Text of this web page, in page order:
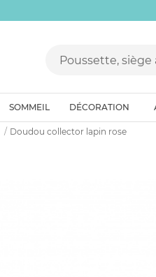
SOMMEIL DÉCORATION
Doudou collector lapin rose